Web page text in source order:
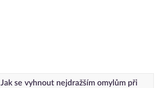
Jak se vyhnout nejdražším omylům při